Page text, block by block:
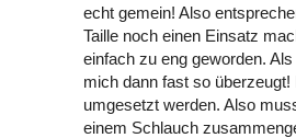
echt gemein! Also
Taille noch einen Einsatz
einfach zu eng geworden.
mich dann fast so
umgesetzt werden. Also
einem Schlauch